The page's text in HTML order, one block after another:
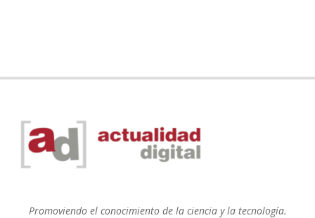
Promoviendo el conocimiento de la ciencia y la tecnología.